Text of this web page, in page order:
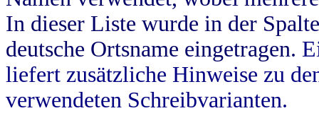
In dieser Liste wurde in der
deutsche Ortsname eingetragen.
liefert zusätzliche Hinweise zu
verwendeten Schreibvarianten.